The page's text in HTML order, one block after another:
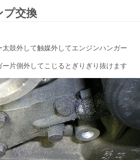
交換
鼓外して触媒外してエンジンハンガー
片側外してこじるとぎりぎり抜けます